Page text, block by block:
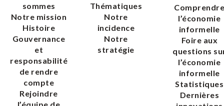
sommes
Notre mission
Histoire
Gouvernance
et
responsabilité
de rendre
compte
Rejoindre
Thématiques
Notre
incidence
Notre
stratégie
l’économie
informelle
Foire aux
questions
l’économie
informelle
Statistiques
Dernières